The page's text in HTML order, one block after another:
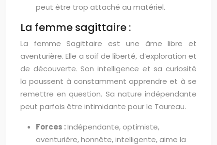
peut être trop attaché au matériel.
La femme sagittaire :
La femme Sagittaire est une âme libre et
aventurière. Elle a soif de liberté, d’exploration et
de découverte. Son intelligence et sa curiosité
la poussent à constamment apprendre et à se
remettre en question. Sa nature indépendante
peut parfois être intimidante pour le Taureau.
Forces :Indépendante, optimiste,
aventurière, honnête, intelligente, aime la